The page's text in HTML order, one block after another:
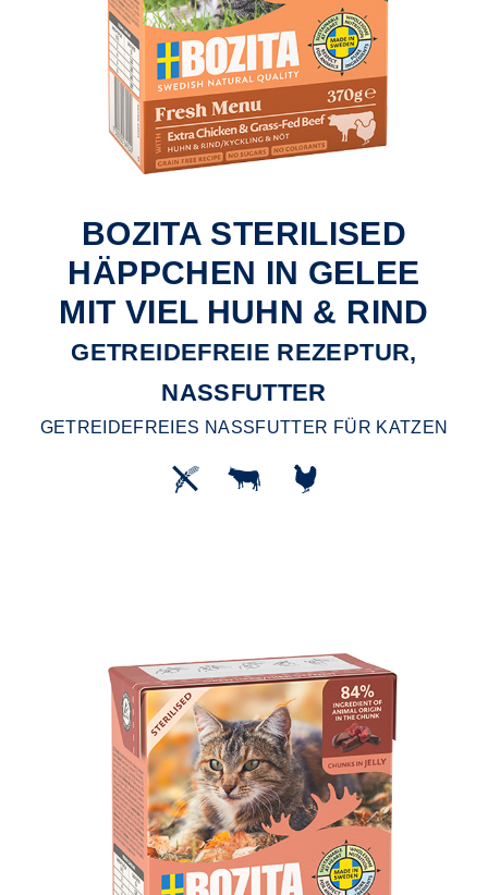
BOZITA STERILISED
HÄPPCHEN IN GELEE
MIT VIEL HUHN & RIND
GETREIDEFREIE REZEPTUR,
NASSFUTTER
GETREIDEFREIES NASSFUTTER FÜR KATZEN